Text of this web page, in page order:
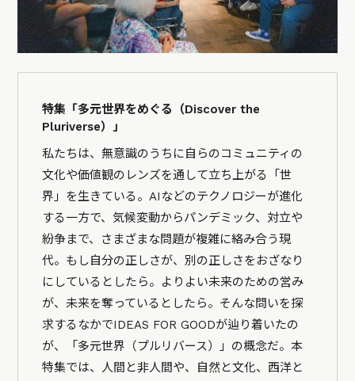
特集「多元世界をめぐる（Discover the
Pluriverse）」
私たちは、無意識のうちに自らのコミュニティの
文化や価値観のレンズを通して立ち上がる「世
界」を生きている。AIなどのテクノロジーが進化
する一方で、気候変動からパンデミック、対立や
紛争まで、さまざまな問題が複雑に絡み合う現
代。もし自分の正しさが、別の正しさをおざなり
にしているとしたら。よりよい未来のための営み
が、未来を奪っているとしたら。そんな問いを探
求するなかでIDEAS FOR GOODが辿り着いたの
が、「多元世界（プルリバース）」の概念だ。本
特集では、人間と非人間や、自然と文化、西洋と